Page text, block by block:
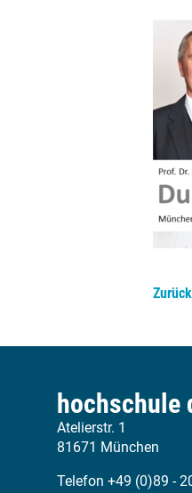
hochschule
Atelierstr. 1
81671 München
Telefon +49 (0)89 -